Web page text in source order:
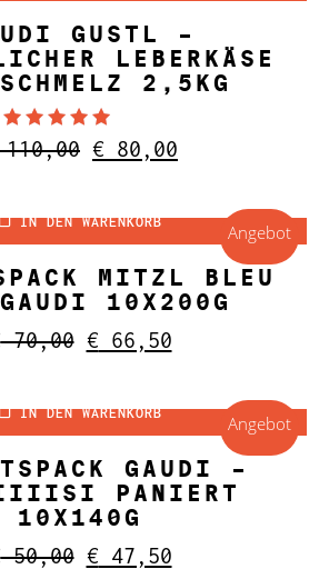
GUSTL –
LEBERKÄSE
2,5KG
Bewertet mit
5.00
Ursprünglicher
€ 110,00
€ 80,00
€ 80,00.
Angebot
IN DEN WARENKORB
MITZL BLEU
10X200G
70,00 Ursprünglicher
€ 70,00
€ 66,50Aktueller
€ 66,50.
Angebot
IN DEN WARENKORB
GAUDI –
PANIERT
10X140G
50,00 Ursprünglicher
€ 47,50Aktueller